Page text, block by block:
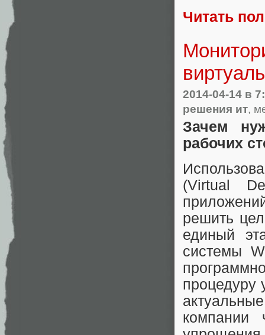
Читать
2014-04-14 в
решения ит,
Зачем
рабочих
(Virtual
решить
единый
системы
процедуру